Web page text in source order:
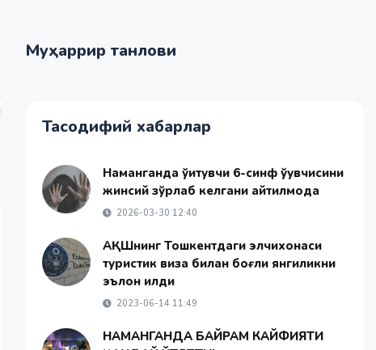
Муҳаррир танлови
Тасодифий хабарлар
Наманганда ўқитувчи 6-синф ўқувчисини
жинсий зўрлаб келгани айтилмоқда
2026-03-30 12:40
АҚШнинг Тошкентдаги элчихонаси
туристик виза билан боғлиқ янгиликни
эълон қилди
2023-06-14 11:49
НАМАНГАНДА БАЙРАМ КАЙФИЯТИ